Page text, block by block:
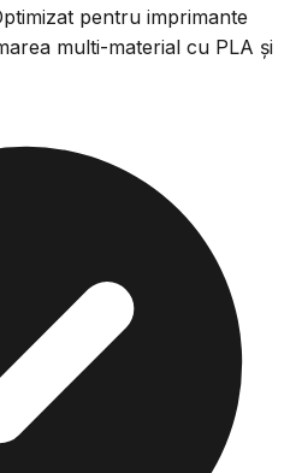
pentru imprimante
multi-material cu PLA și